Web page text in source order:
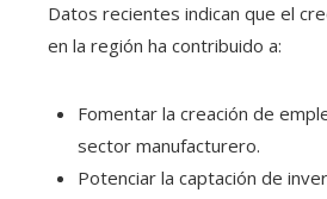
Datos recientes indican que el
en la región ha contribuido a:
Fomentar la creación de
sector manufacturero.
Potenciar la captación de